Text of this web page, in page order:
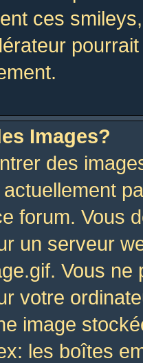
ces
Images?
des
forum. Vous
un serveur
Vous
votre
image
les boîtes